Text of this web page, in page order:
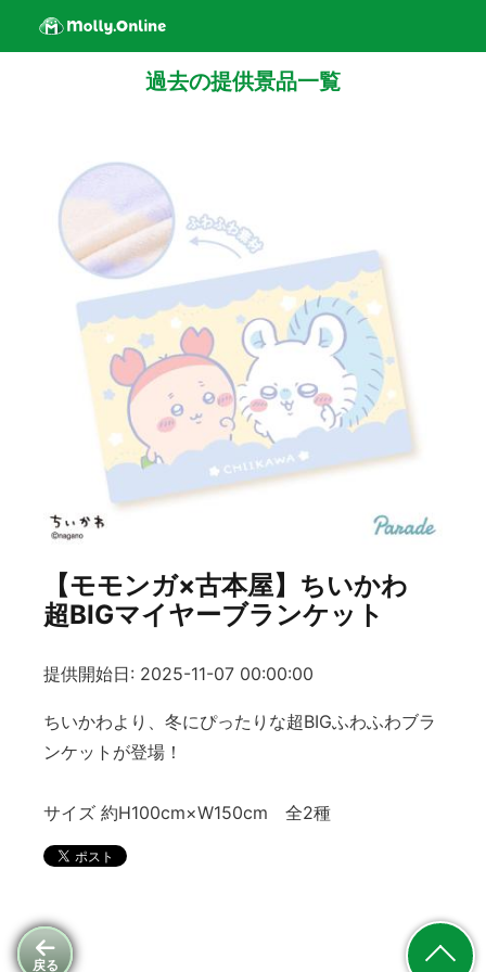
戻る
過去の提供景品一覧
【モモンガ×古本屋】ちいかわ
超BIGマイヤーブランケット
提供開始日: 2025-11-07 00:00:00
ちいかわより、冬にぴったりな超BIGふわふわブラ
ンケットが登場！
サイズ 約H100cm×W150cm 全2種